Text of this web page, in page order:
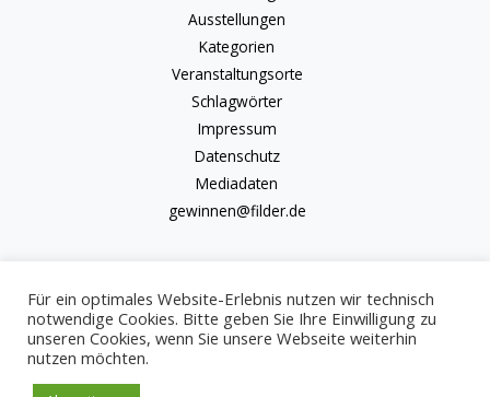
Ausstellungen
Kategorien
Veranstaltungsorte
Schlagwörter
Impressum
Datenschutz
Mediadaten
gewinnen@filder.de
Copyright © 2026 kulturkalender-filder.de | Powered by kulturkalender-
Für ein optimales Website-Erlebnis nutzen wir technisch
notwendige Cookies. Bitte geben Sie Ihre Einwilligung zu
unseren Cookies, wenn Sie unsere Webseite weiterhin
nutzen möchten.